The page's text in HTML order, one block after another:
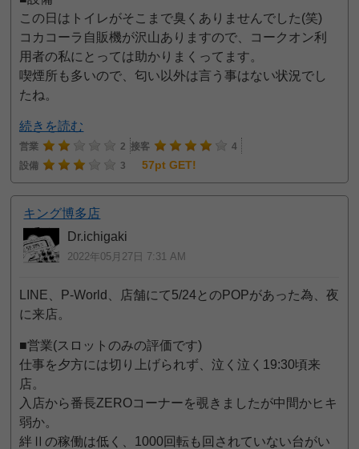
この日はトイレがそこまで臭くありませんでした(笑)
コカコーラ自販機が沢山ありますので、コークオン利
用者の私にとっては助かりまくってます。
喫煙所も多いので、匂い以外は言う事はない状況でし
たね。
続きを読む
営業 2 接客
4
設備
3 57pt GET!
キング博多店
Dr.ichigaki
2022年05月27日 7:31 AM
LINE、P-World、店舗にて5/24とのPOPがあった為、夜
に来店。
■営業(スロットのみの評価です)
仕事を夕方には切り上げられず、泣く泣く19:30頃来
店。
入店から番長ZEROコーナーを覗きましたが中間かヒキ
弱か。
絆Ⅱの稼働は低く、1000回転も回されていない台がい